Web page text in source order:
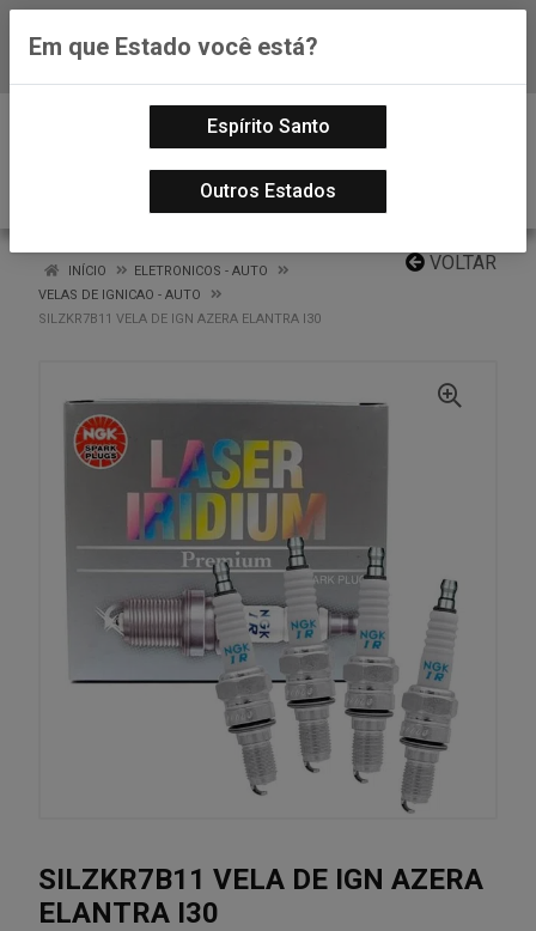
Baixe já nosso APP
VOLTAR
INÍCIO
ELETRONICOS - AUTO
VELAS DE IGNICAO - AUTO
SILZKR7B11 VELA DE IGN AZERA ELANTRA I30
SILZKR7B11 VELA DE IGN AZERA
ELANTRA I30
Em que Estado você está?
Espírito Santo
Outros Estados